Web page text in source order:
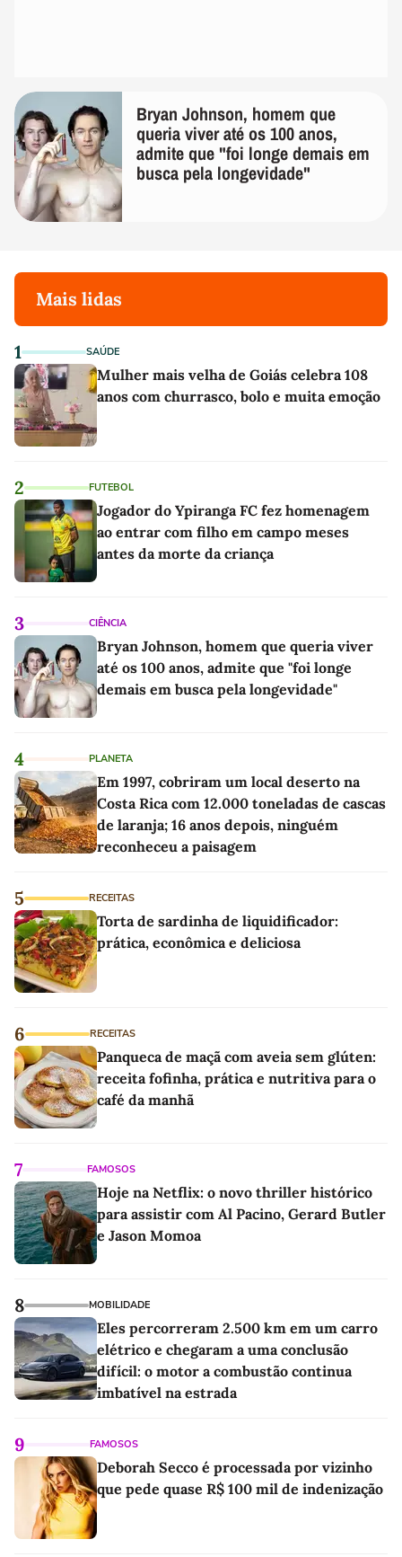
Bryan Johnson, homem que
queria viver até os 100 anos,
admite que "foi longe demais em
busca pela longevidade"
Mais lidas
1 SAÚDE
Mulher mais velha de Goiás celebra 108
anos com churrasco, bolo e muita emoção
2 FUTEBOL
Jogador do Ypiranga FC fez homenagem
ao entrar com filho em campo meses
antes da morte da criança
3 CIÊNCIA
Bryan Johnson, homem que queria viver
até os 100 anos, admite que "foi longe
demais em busca pela longevidade"
4 PLANETA
Em 1997, cobriram um local deserto na
Costa Rica com 12.000 toneladas de cascas
de laranja; 16 anos depois, ninguém
reconheceu a paisagem
5 RECEITAS
Torta de sardinha de liquidificador:
prática, econômica e deliciosa
6 RECEITAS
Panqueca de maçã com aveia sem glúten:
receita fofinha, prática e nutritiva para o
café da manhã
7 FAMOSOS
Hoje na Netflix: o novo thriller histórico
para assistir com Al Pacino, Gerard Butler
e Jason Momoa
8 MOBILIDADE
Eles percorreram 2.500 km em um carro
elétrico e chegaram a uma conclusão
difícil: o motor a combustão continua
imbatível na estrada
9 FAMOSOS
Deborah Secco é processada por vizinho
que pede quase R$ 100 mil de indenização